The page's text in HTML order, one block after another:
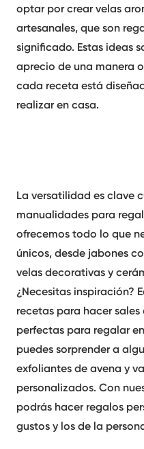
optar por crearvelas
artesanales, que son
significado. Estas ideas
aprecio de una manera
cada receta está
realizar en casa.
La versatilidad es clave
manualidades para
ofrecemos todo lo que
únicos, desde jabones
velas decorativas y
¿Necesitas inspiración?
recetas para hacer
perfectas para regalar
puedes sorprender a
exfoliantes de avena y
personalizados. Con
podrás hacer regalos
gustos y los de la